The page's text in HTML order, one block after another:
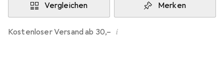
Vergleichen Merken
Kostenloser Versand ab 30,– i